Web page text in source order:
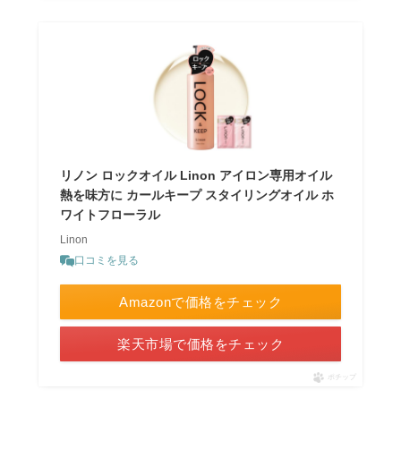
リノン ロックオイル Linon アイロン専用オイル
熱を味方に カールキープ スタイリングオイル ホ
ワイトフローラル
Linon
口コミを見る
Amazonで価格をチェック
楽天市場で価格をチェック
ポチップ